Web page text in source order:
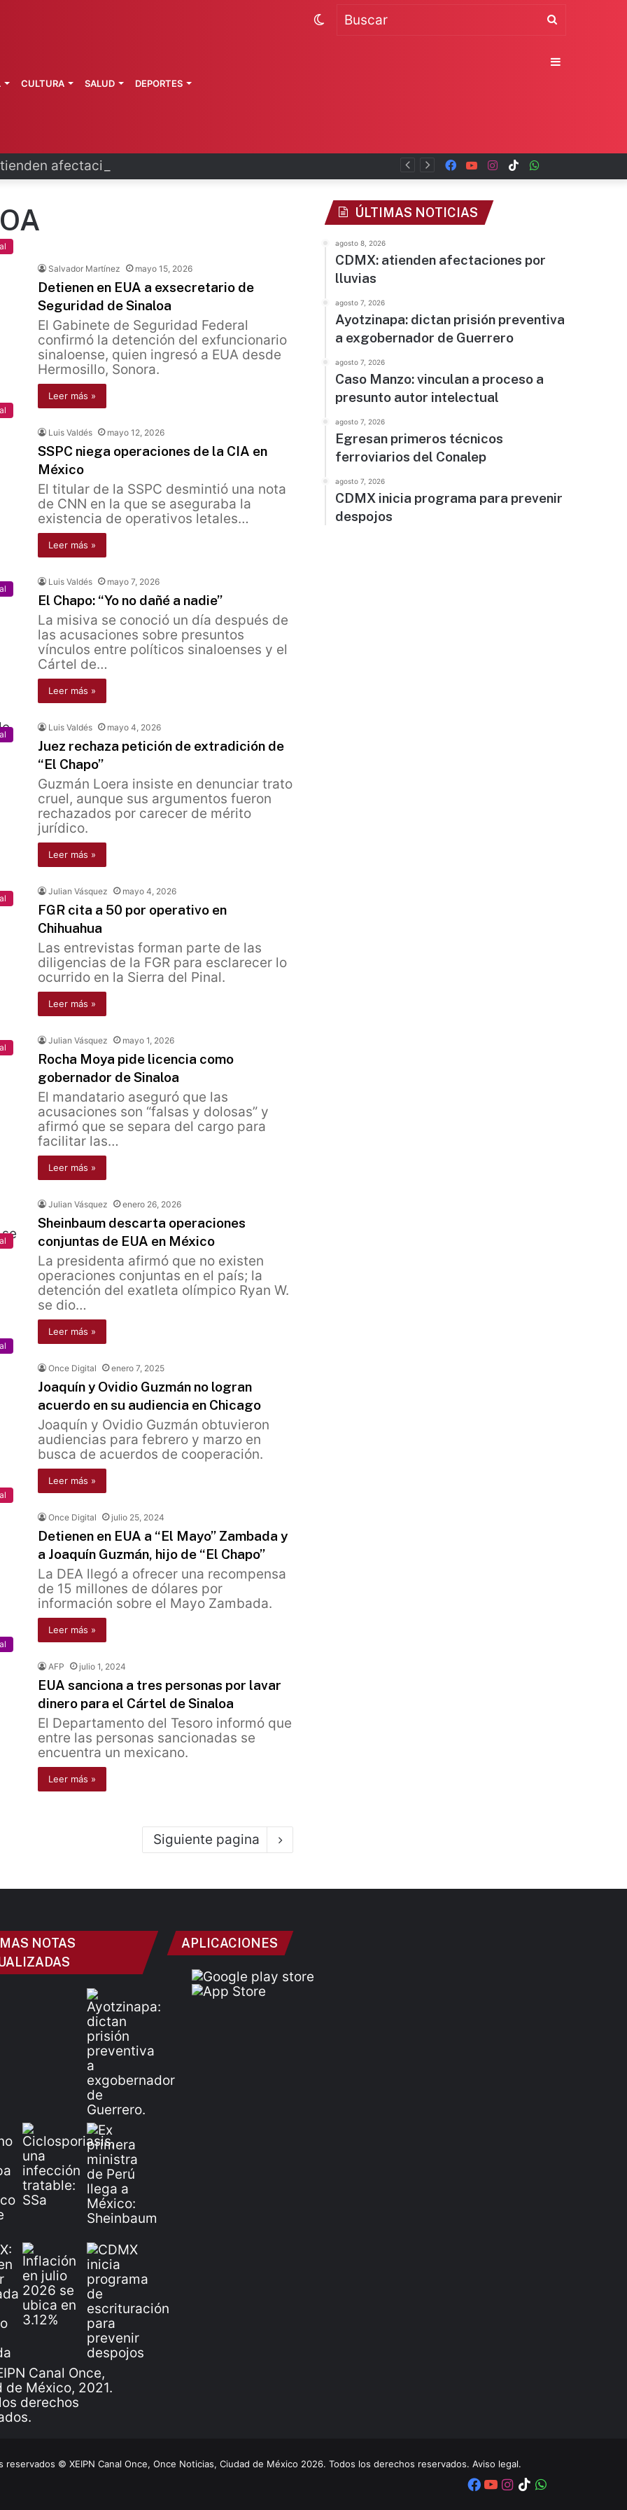
afectaciones por lluvias TikTok
Instagram
YouTube
Facebook
CULTURA SALUD DEPORTES
Switch
Salvador Martínez mayo 15, 2026
Detienen en EUA a exsecretario de
Seguridad de Sinaloa
El Gabinete de Seguridad Federal
confirmó la detención del exfuncionario
sinaloense, quien ingresó a EUA desde
Hermosillo, Sonora.
Leer más »
Luis Valdés mayo 12, 2026
SSPC niega operaciones de la CIA en
México
El titular de la SSPC desmintió una nota
de CNN en la que se aseguraba la
existencia de operativos letales…
Leer más »
Luis Valdés mayo 7, 2026
El Chapo: “Yo no dañé a nadie”
La misiva se conoció un día después de
las acusaciones sobre presuntos
vínculos entre políticos sinaloenses y el
Cártel de…
Leer más »
Luis Valdés mayo 4, 2026
Juez rechaza petición de extradición de
“El Chapo”
Guzmán Loera insiste en denunciar trato
cruel, aunque sus argumentos fueron
rechazados por carecer de mérito
jurídico.
Leer más »
Julian Vásquez mayo 4, 2026
FGR cita a 50 por operativo en
Chihuahua
Las entrevistas forman parte de las
diligencias de la FGR para esclarecer lo
ocurrido en la Sierra del Pinal.
Leer más »
Julian Vásquez mayo 1, 2026
Rocha Moya pide licencia como
gobernador de Sinaloa
El mandatario aseguró que las
acusaciones son “falsas y dolosas” y
afirmó que se separa del cargo para
facilitar las…
Leer más »
Julian Vásquez enero 26, 2026
Sheinbaum descarta operaciones
conjuntas de EUA en México
La presidenta afirmó que no existen
operaciones conjuntas en el país; la
detención del exatleta olímpico Ryan W.
se dio…
Leer más »
Once Digital enero 7, 2025
Joaquín y Ovidio Guzmán no logran
acuerdo en su audiencia en Chicago
Joaquín y Ovidio Guzmán obtuvieron
audiencias para febrero y marzo en
busca de acuerdos de cooperación.
Leer más »
Once Digital julio 25, 2024
Detienen en EUA a “El Mayo” Zambada y
a Joaquín Guzmán, hijo de “El Chapo”
La DEA llegó a ofrecer una recompensa
de 15 millones de dólares por
información sobre el Mayo Zambada.
Leer más »
AFP julio 1, 2024
EUA sanciona a tres personas por lavar
dinero para el Cártel de Sinaloa
El Departamento del Tesoro informó que
entre las personas sancionadas se
encuentra un mexicano.
Leer más »
Siguiente pagina
ÚLTIMAS NOTICIAS
agosto 8, 2026
CDMX: atienden afectaciones por
lluvias
agosto 7, 2026
Ayotzinapa: dictan prisión preventiva
a exgobernador de Guerrero
agosto 7, 2026
Caso Manzo: vinculan a proceso a
presunto autor intelectual
agosto 7, 2026
Egresan primeros técnicos
ferroviarios del Conalep
agosto 7, 2026
CDMX inicia programa para prevenir
despojos
NOTAS
Canal Once,
de México, 2021.
derechos
APLICACIONES
reservados © XEIPN Canal Once, Once Noticias, Ciudad de México 2026. Todos los derechos reservados. Aviso legal.
Facebook
YouTube
Instagram
TikTok